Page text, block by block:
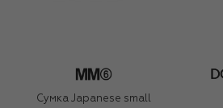
Сумка Japanese small